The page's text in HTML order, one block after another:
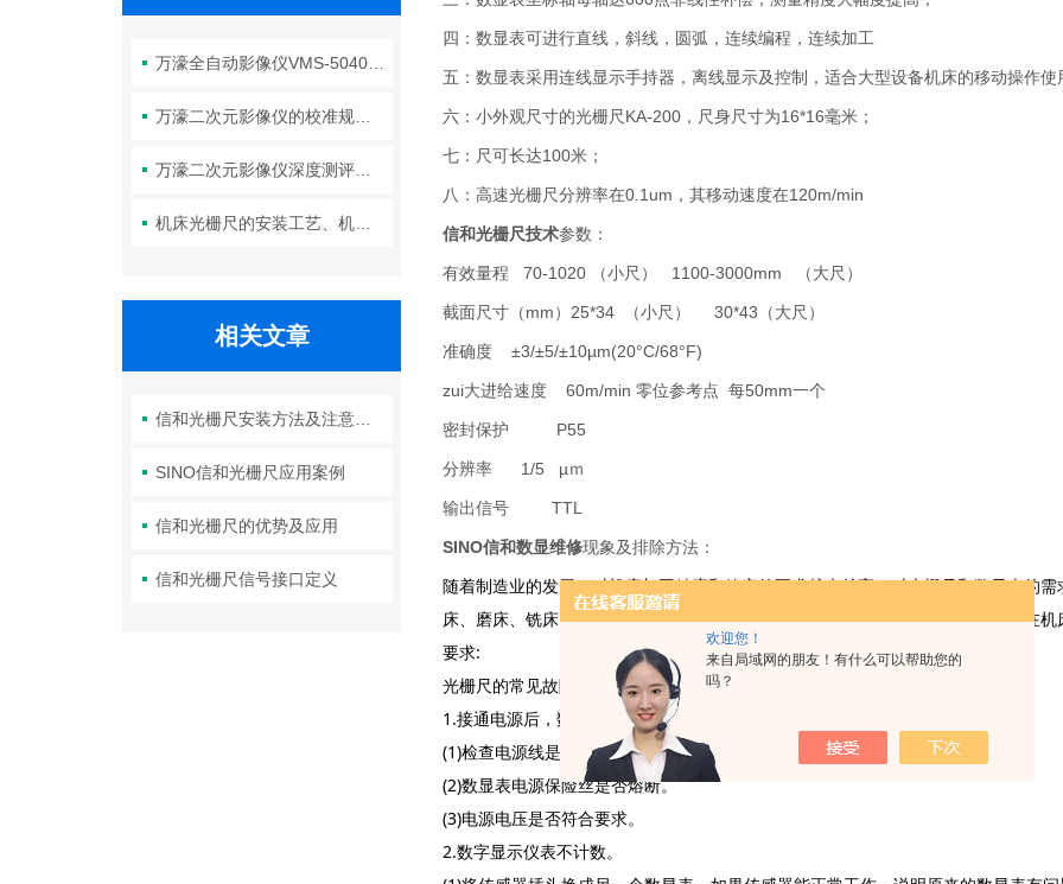
欢迎您！
来自局域网的朋友！有什么可以帮助您的
吗？
万濠全自动影像仪VMS-5040H的参数解读、操作技巧与维护全攻略
万濠二次元影像仪的校准规范：标准片选择、标定周期与精度验证方法
万濠二次元影像仪深度测评：高精度光学成像+智能测量，让复杂工件的尺寸检测变得又快又准！
机床光栅尺的安装工艺、机械与电气对齐精度对测量性能的影响分析
相关文章
信和光栅尺安装方法及注意事项
SINO信和光栅尺应用案例
信和光栅尺的优势及应用
信和光栅尺信号接口定义
四：数显表可进行直线，斜线，圆弧，连续编程，连续加工
五：数显表采用连线显示手持器，离线显示及控制，适合大型设备机床的移动操作使
六：小外观尺寸的光栅尺KA-200，尺身尺寸为16*16毫米；
七：尺可长达100米；
八：高速光栅尺分辨率在0.1um，其移动速度在120m/min
信和光栅尺技术参数：
有效量程 70-1020 （小尺） 1100-3000mm （大尺）
截面尺寸（mm）25*34 （小尺） 30*43（大尺）
准确度 ±3/±5/±10µm(20°C/68°F)
zui大进给速度 60m/min 零位参考点 每50mm一个
密封保护 P55
分辨率 1/5 µｍ
输出信号 TTL
SINO信和数显维修现象及排除方法：
随着制造业的发展，对机床加工精度和效率的要求越来越高，对光栅尺和数显表的
床、磨床、铣床、镗床、线切割机、龙门铣床、火花机等。数字显示器可以安装在
要求:
光栅尺的常见故障及处理方法:
1.接通电源后，数显表无显示。
(1)检查电源线是否断裂，插头接触是否良好。
(2)数显表电源保险丝是否熔断。
(3)电源电压是否符合要求。
2.数字显示仪表不计数。